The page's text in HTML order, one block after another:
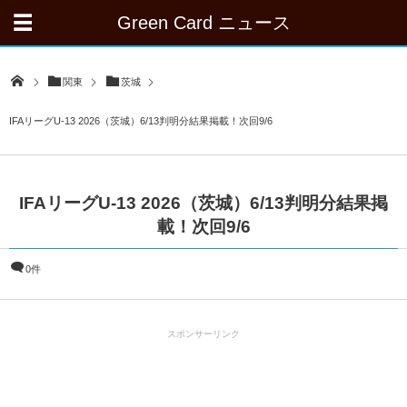
Green Card ニュース
関東 茨城
IFAリーグU-13 2026（茨城）6/13判明分結果掲載！次回9/6
IFAリーグU-13 2026（茨城）6/13判明分結果掲
載！次回9/6
0件
スポンサーリンク